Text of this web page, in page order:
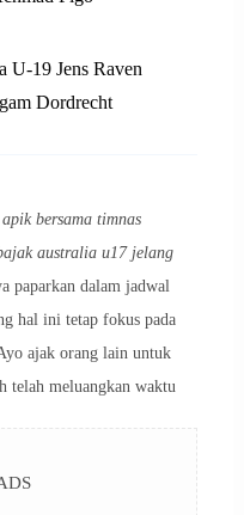
U-19 Jens Raven
Dordrecht
bersama timnas
australia u17 jelang
paparkan dalam jadwal
hal ini tetap fokus pada
ajak orang lain untuk
telah meluangkan waktu